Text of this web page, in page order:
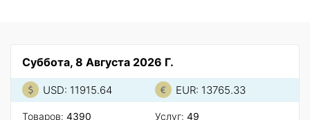
Суббота, 8 Августа 2026 Г.
USD: 11915.64 EUR: 13765.33
Товаров: 4390
Услуг: 49